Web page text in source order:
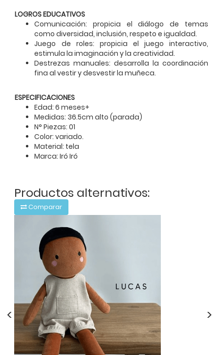
LOGROS EDUCATIVOS
Comunicación: propicia el diálogo de temas
como diversidad, inclusión, respeto e igualdad.
Juego de roles: propicia el juego interactivo,
estimula la imaginación y la creatividad.
Destrezas manuales: desarrolla la coordinación
fina al vestir y desvestir la muñeca.
ESPECIFICACIONES
Edad: 6 meses+
Medidas: 36.5cm alto (parada)
N° Piezas: 01
Color: variado.
Material: tela
Marca: Iró Iró
Productos alternativos:
Comparar
< >